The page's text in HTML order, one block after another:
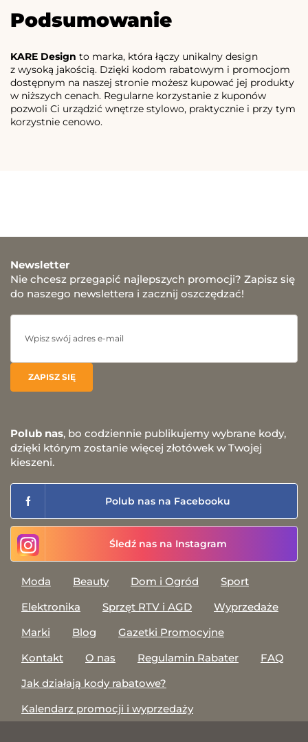
Podsumowanie
KARE Design to marka, która łączy unikalny design
z wysoką jakością. Dzięki kodom rabatowym i promocjom
dostępnym na naszej stronie możesz kupować jej produkty
w niższych cenach. Regularne korzystanie z kuponów
pozwoli Ci urządzić wnętrze stylowo, praktycznie i przy tym
korzystnie cenowo.
Newsletter
Nie chcesz przegapić najlepszych promocji? Zapisz się
do naszego newslettera i zacznij oszczędzać!
Polub nas, bo codziennie publikujemy wybrane kody,
dzięki którym zostanie więcej złotówek w Twojej
kieszeni.
Polub nas na Facebooku
Śledź nas na Instagram
Moda Beauty Dom i Ogród
Sport
Elektronika
Sprzęt RTV i AGD
Wyprzedaże
Marki
Blog
Gazetki Promocyjne
Kontakt
O nas Regulamin Rabater
FAQ
Jak działają kody rabatowe?
Kalendarz promocji i wyprzedaży